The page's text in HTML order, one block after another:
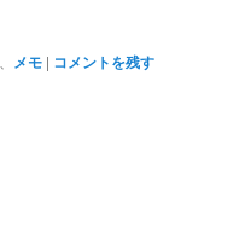
メモ | コメントを残す